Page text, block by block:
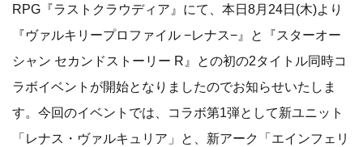
RPG『ラストクラウディア』にて、本日8月24日(木)より
『ヴァルキリープロファイル −レナス−』と『スターオー
シャン セカンドストーリー R』との初の2タイトル同時コ
ラボイベントが開始となりましたのでお知らせいたしま
す。今回のイベントでは、コラボ第1弾として新ユニット
「レナス・ヴァルキュリア」と、新アーク「エインフェリ